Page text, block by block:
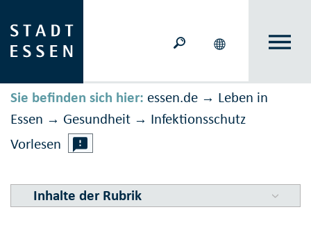
Sie befinden sich hier: essen.de → Leben in
Essen → Gesundheit → Infektions­schutz
Vorlesen
Inhalte der Rubrik